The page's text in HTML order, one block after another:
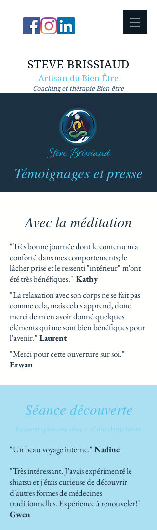
STEVE BRISSIAUD
Artisan du Bien-Être
Coaching et thérapie Bien-être
Témoignages et presse
Avec la méditation
"Très bonne journée dont le contenu m'a
conforté dans mes comportements; le
lâcher prise et le ressenti "intérieur" m'ont
été très bénéfiques." Kathy
"La relaxation avec son corps ne se fait pas
comme cela, mais cela s'apprend, donc
merci de m'en avoir donné quelques
éléments qui me sont bien bénéfiques pour
l'avenir."Laurent
"Merci pour cette ouverture sur soi."
Erwan
Séance découverte
Ressenti après une séance d'une demi-heure
"Un beau voyage interne."Nadine
"Très intéressant. J'avais expérimenté le
shiatsu et j'étais curieuse de découvrir
d'autres formes de médecines
traditionnelles. Expérience à renouveler!"
Gwen